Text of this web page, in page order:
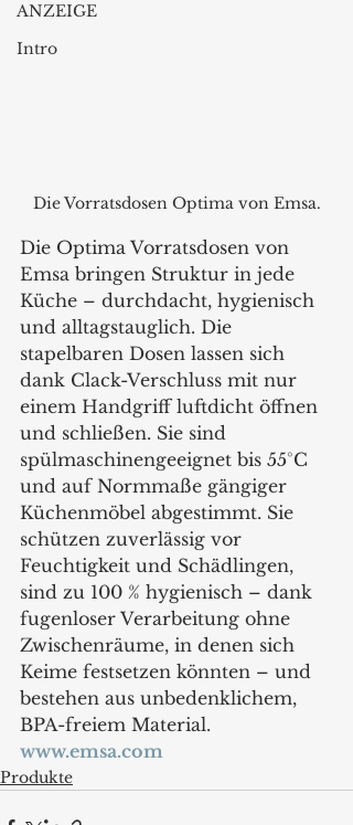
ANZEIGE
Intro
Die Vorratsdosen Optima von Emsa.
Die Optima Vorratsdosen von
Emsa bringen Struktur in jede
Küche – durchdacht, hygienisch
und alltagstauglich. Die
stapelbaren Dosen lassen sich
dank Clack-Verschluss mit nur
einem Handgriff luftdicht öffnen
und schließen. Sie sind
spülmaschinengeeignet bis 55°C
und auf Normmaße gängiger
Küchenmöbel abgestimmt. Sie
schützen zuverlässig vor
Feuchtigkeit und Schädlingen,
sind zu 100 % hygienisch – dank
fugenloser Verarbeitung ohne
Zwischenräume, in denen sich
Keime festsetzen könnten – und
bestehen aus unbedenklichem,
BPA-freiem Material.
www.emsa.com
Produkte